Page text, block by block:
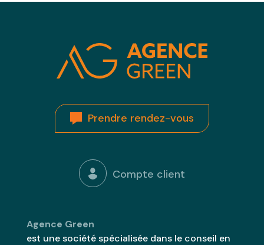
Prendre rendez-vous
Compte client
Agence Green
est une société spécialisée dans le conseil en